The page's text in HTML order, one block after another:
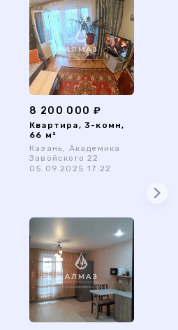
8 200 000 ₽
Квартира, 3-комн,
66 м²
Казань, Академика
Завойского 22
05.09.2025 17:22